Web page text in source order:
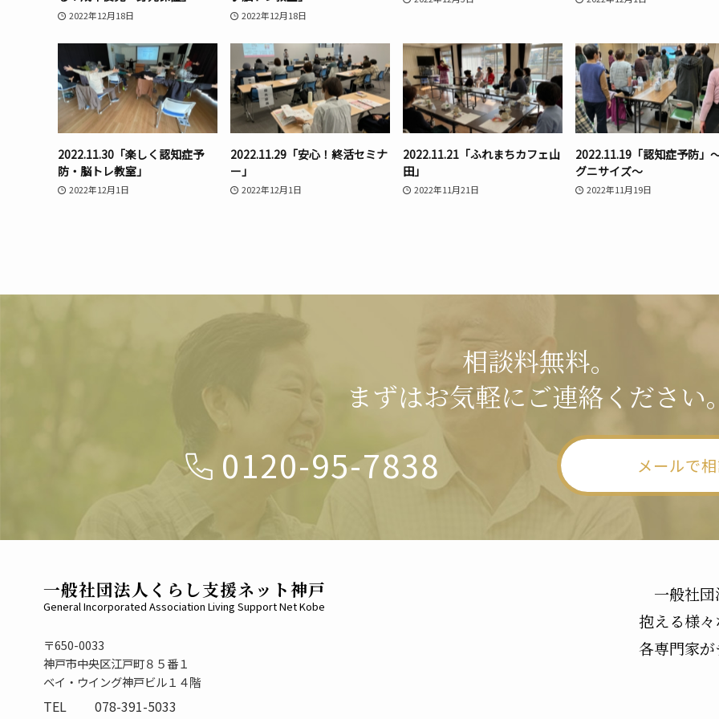
2022年12月18日 2022年12月18日
2022.11.30「楽しく認知症予
防・脳トレ教室」
2022年12月1日
2022.11.29「安心！終活セミナ
ー」
2022年12月1日
2022.11.21「ふれまちカフェ山
田」
2022年11月21日
2022.11.19「認知症予防」
グニサイズ〜
2022年11月19日
相談料無料。
まずはお気軽にご連絡ください
0120-95-7838 メールで
一般社団法人くらし支援ネット神戸
General Incorporated Association Living Support Net Kobe
〒650-0033
神戸市中央区江戸町８５番１
ベイ・ウイング神戸ビル１４階
TEL 078-391-5033
一般社
抱える様
各専門家